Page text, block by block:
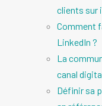
clients sur
Comment
LinkedIn ?
La
canal
Définir sa